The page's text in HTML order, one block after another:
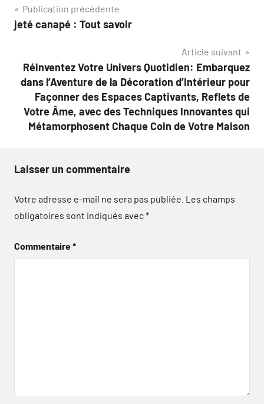
Navigation
de
Publication précédente
jeté canapé : Tout savoir
Article suivant
Réinventez Votre Univers Quotidien: Embarquez
dans l’Aventure de la Décoration d’Intérieur pour
Façonner des Espaces Captivants, Reflets de
Votre Âme, avec des Techniques Innovantes qui
Métamorphosent Chaque Coin de Votre Maison
Laisser un commentaire
Votre adresse e-mail ne sera pas publiée. Les champs
obligatoires sont indiqués avec*
Commentaire*